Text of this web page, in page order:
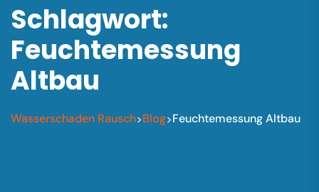
Schlagwort:
Feuchtemessung
Altbau
Wasserschaden Rausch>Blog>Feuchtemessung Altbau